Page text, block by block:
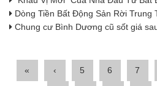
Dòng Tiền Bất Động Sản Rời Trung
Chung cư Bình Dương cũ sốt giá
« ‹ 5 6 7